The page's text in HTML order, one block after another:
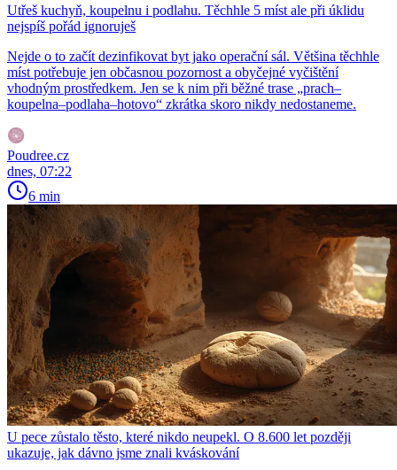
Utřeš kuchyň, koupelnu i podlahu. Těchhle 5 míst ale při úklidu
nejspíš pořád ignoruješ
Nejde o to začít dezinfikovat byt jako operační sál. Většina těchhle
míst potřebuje jen občasnou pozornost a obyčejné vyčištění
vhodným prostředkem. Jen se k nim při běžné trase „prach–
koupelna–podlaha–hotovo“ zkrátka skoro nikdy nedostaneme.
Poudree.cz
dnes, 07:22
6 min
U pece zůstalo těsto, které nikdo neupekl. O 8.600 let později
ukazuje, jak dávno jsme znali kváskování